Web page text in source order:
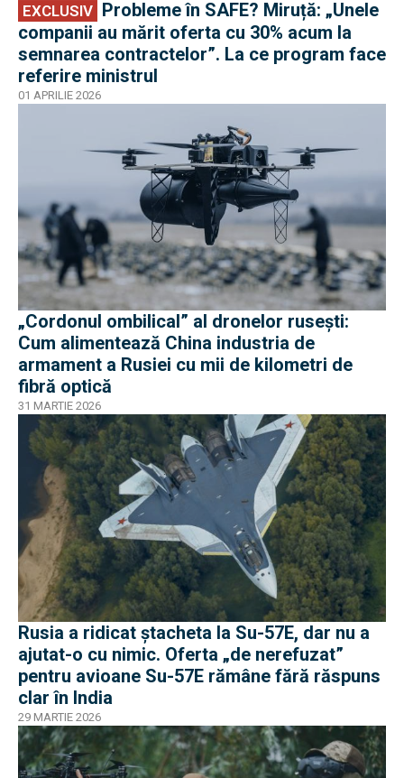
EXCLUSIV
companii au mărit oferta cu 30% acum la
semnarea contractelor”. La ce program face
referire ministrul
01 APRILIE 2026
„Cordonul ombilical” al dronelor rusești:
Cum alimentează China industria de
armament a Rusiei cu mii de kilometri de
fibră optică
31 MARTIE 2026
Rusia a ridicat ștacheta la Su-57E, dar nu a
ajutat-o cu nimic. Oferta „de nerefuzat”
pentru avioane Su-57E rămâne fără răspuns
clar în India
29 MARTIE 2026